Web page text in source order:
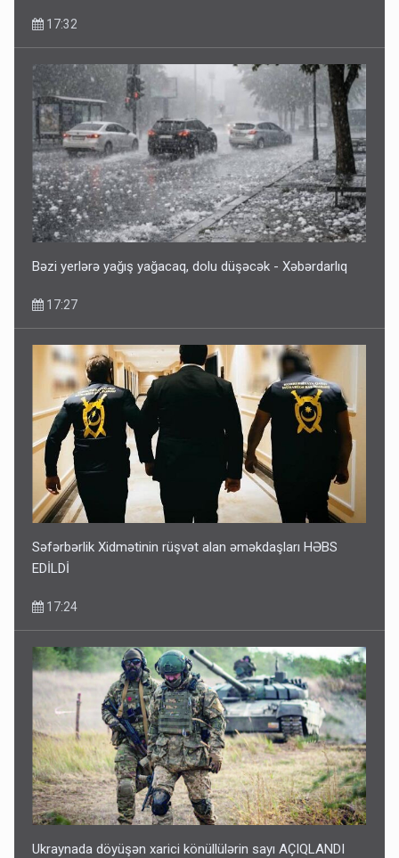
17:32
Bəzi yerlərə yağış yağacaq, dolu düşəcək - Xəbərdarlıq
17:27
Səfərbərlik Xidmətinin rüşvət alan əməkdaşları HƏBS
EDİLDİ
17:24
Ukraynada döyüşən xarici könüllülərin sayı AÇIQLANDI